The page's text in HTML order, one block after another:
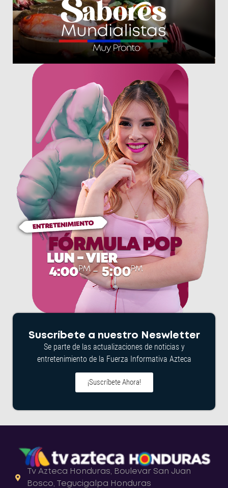
Suscríbete a nuestro Neswletter
Se parte de las actualizaciones de noticias y
entretenimiento de la Fuerza Informativa Azteca
¡Suscríbete Ahora!
Tv Azteca Honduras, Boulevar San Juan
Bosco, Tegucigalpa Honduras